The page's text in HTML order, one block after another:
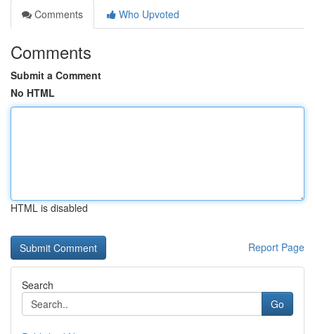
Comments
Who Upvoted
Comments
Submit a Comment
No HTML
HTML is disabled
Report Page
Search
Go